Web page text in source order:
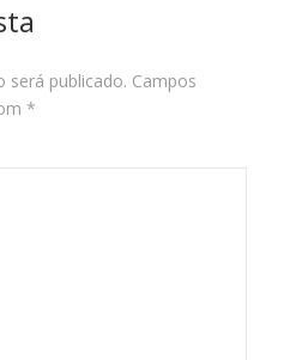
será publicado. Campos
*